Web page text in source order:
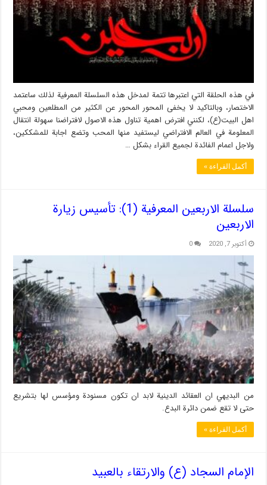
في هذه الحلقة التي اعتبرها تتمة لمدخل هذه السلسلة المعرفية لذلك ساعتمد
الاختصار، وبالتاكيد لا يخفى المحور المحور عن الكثير من المطلعين ومحبي
اهل البيت(ع)، لكنني افترض اهمية تناول هذه الاصول لافتراضنا سهولة انتقال
المعلومة في العالم الافتراضي ليستفيد منها المحب وتضع اجابة للمشككين،
ولاجل اعمام الفائدة لجميع القراء بشكل …
أكمل القراءة »
سلسلة الاربعين المعرفية (1): تأسيس زيارة
الاربعين
أكتوبر 7, 2020 0
من البديهي ان العقائد الدينية لابد ان تكون مسنودة ومؤسس لها بتشريع
حتى لا تقع ضمن دائرة البدع.
أكمل القراءة »
الإمام السجاد (ع) والارتقاء بالعبيد